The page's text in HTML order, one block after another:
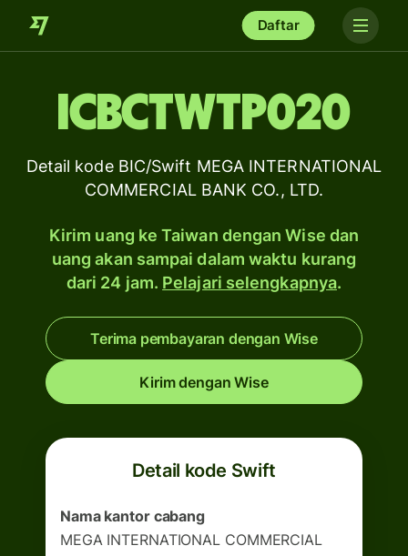
Daftar
ICBCTWTP020
Detail kode BIC/Swift MEGA INTERNATIONAL
COMMERCIAL BANK CO., LTD.
Kirim uang ke Taiwan dengan Wise dan
uang akan sampai dalam waktu kurang
dari 24 jam. Pelajari selengkapnya.
Terima pembayaran dengan Wise
Kirim dengan Wise
Detail kode Swift
Nama kantor cabang
MEGA INTERNATIONAL COMMERCIAL